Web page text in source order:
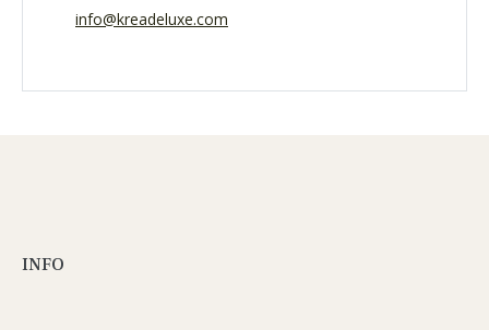
info@kreadeluxe.com
INFO